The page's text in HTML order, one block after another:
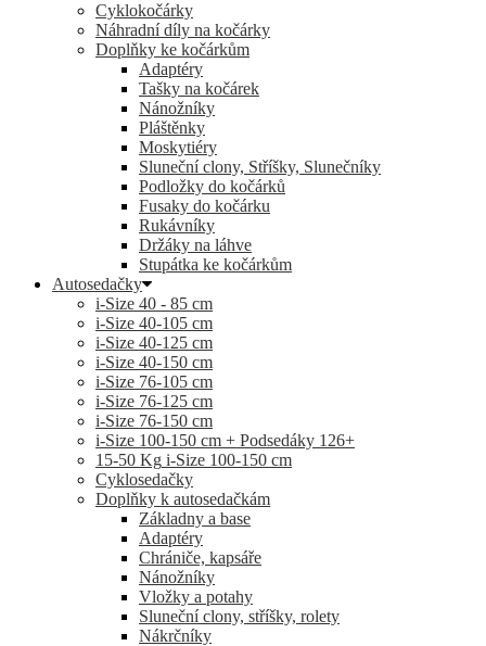
Cyklokočárky
Náhradní díly na kočárky
Doplňky ke kočárkům
Adaptéry
Tašky na kočárek
Nánožníky
Pláštěnky
Moskytiéry
Sluneční clony, Stříšky, Slunečníky
Podložky do kočárků
Fusaky do kočárku
Rukávníky
Držáky na láhve
Stupátka ke kočárkům
Autosedačky
i-Size 40 - 85 cm
i-Size 40-105 cm
i-Size 40-125 cm
i-Size 40-150 cm
i-Size 76-105 cm
i-Size 76-125 cm
i-Size 76-150 cm
i-Size 100-150 cm + Podsedáky 126+
15-50 Kg i-Size 100-150 cm
Cyklosedačky
Doplňky k autosedačkám
Základny a base
Adaptéry
Chrániče, kapsáře
Nánožníky
Vložky a potahy
Sluneční clony, stříšky, rolety
Nákrčníky